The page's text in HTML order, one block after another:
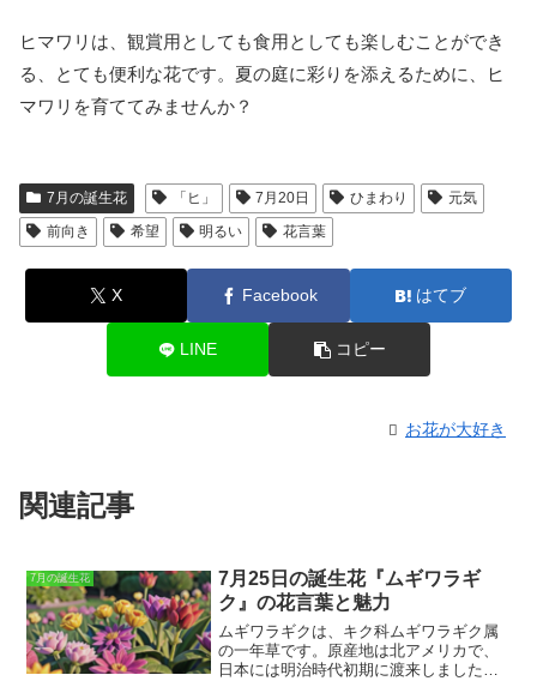
ヒマワリは、観賞用としても食用としても楽しむことができ
る、とても便利な花です。夏の庭に彩りを添えるために、ヒ
マワリを育ててみませんか？
7月の誕生花 「ヒ」 7月20日 ひまわり
元気
前向き
希望 明るい 花言葉
X Facebook はてブ
LINE コピー
お花が大好き
関連記事
7月の誕生花
7月25日の誕生花『ムギワラギ
ク』の花言葉と魅力
ムギワラギクは、キク科ムギワラギク属
の一年草です。 原産地は北アメリカで、
日本には明治時代初期に渡来しました。